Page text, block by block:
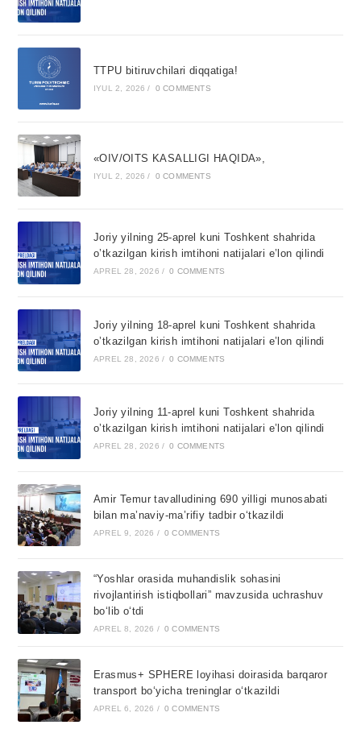
TTPU bitiruvchilari diqqatiga!
IYUL 2, 2026 / 0 COMMENTS
«OIV/OITS KASALLIGI HAQIDA»,
IYUL 2, 2026 / 0 COMMENTS
Joriy yilning 25-aprel kuni Toshkent shahrida
o’tkazilgan kirish imtihoni natijalari e’lon qilindi
APREL 28, 2026 / 0 COMMENTS
Joriy yilning 18-aprel kuni Toshkent shahrida
o’tkazilgan kirish imtihoni natijalari e’lon qilindi
APREL 28, 2026 / 0 COMMENTS
Joriy yilning 11-aprel kuni Toshkent shahrida
o’tkazilgan kirish imtihoni natijalari e’lon qilindi
APREL 28, 2026 / 0 COMMENTS
Amir Temur tavalludining 690 yilligi munosabati
bilan ma’naviy-ma’rifiy tadbir o‘tkazildi
APREL 9, 2026 / 0 COMMENTS
“Yoshlar orasida muhandislik sohasini
rivojlantirish istiqbollari” mavzusida uchrashuv
bo‘lib o‘tdi
APREL 8, 2026 / 0 COMMENTS
Erasmus+ SPHERE loyihasi doirasida barqaror
transport bo‘yicha treninglar o‘tkazildi
APREL 6, 2026 / 0 COMMENTS